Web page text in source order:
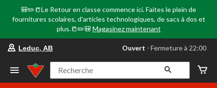
🎒✏️📒Le Retour en classe commence ici. Faites le plein de
fournitures scolaires, d'articles technologiques, de sacs à dos et
plus.📒✏️🎒 Magasinez maintenant
votre
préféré
Leduc,
AB,
Leduc, AB Ouvert ⋅ Fermeture à 22:00
Recherche